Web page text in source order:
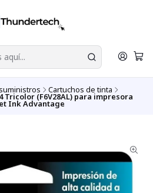
suministros Cartuchos de tinta
Tricolor (F6V28AL) para impresora
Ink Advantage